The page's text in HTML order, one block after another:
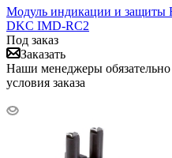
Модуль индикации и защиты
DKC IMD-RC2
Под заказ
Заказать
Наши менеджеры
условия заказа